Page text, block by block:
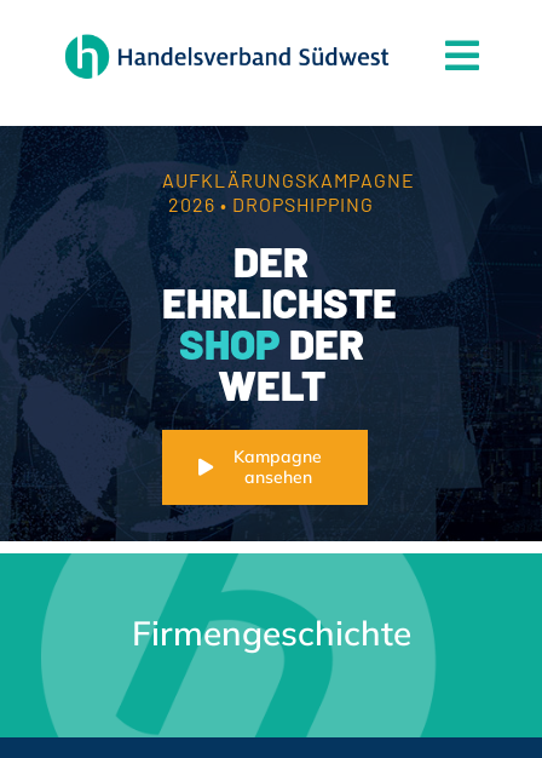
Themen
Mitgliedschaft
Partner
News
Handelsjournal
Kontakt
AUFKLÄRUNGSKAMPAGNE
2026 • DROPSHIPPING
DER
EHRLICHSTE
SHOP DER
WELT
Kampagne
ansehen
Firmengeschichte